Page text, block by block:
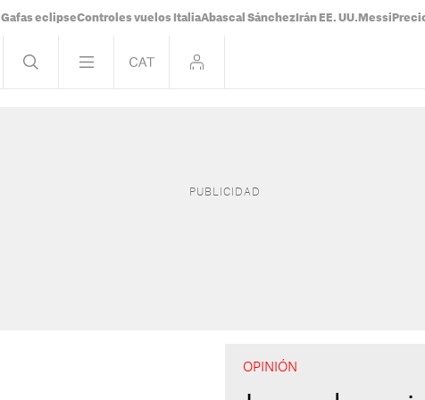
Gafas eclipseControles vuelos ItaliaAbascal Sánchez Irán EE. UU. Messi
OPINIÓN